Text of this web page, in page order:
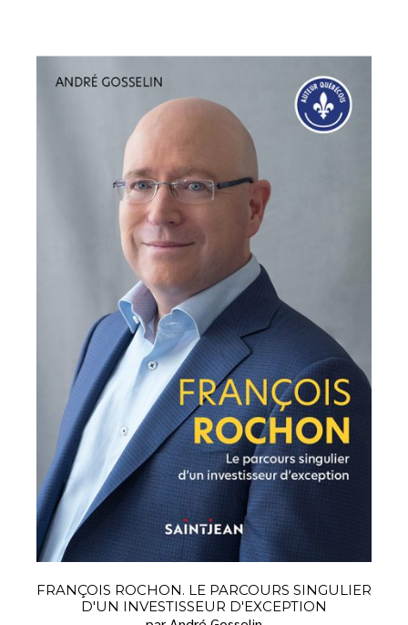
FRANÇOIS ROCHON. LE PARCOURS SINGULIER
D'UN INVESTISSEUR D'EXCEPTION